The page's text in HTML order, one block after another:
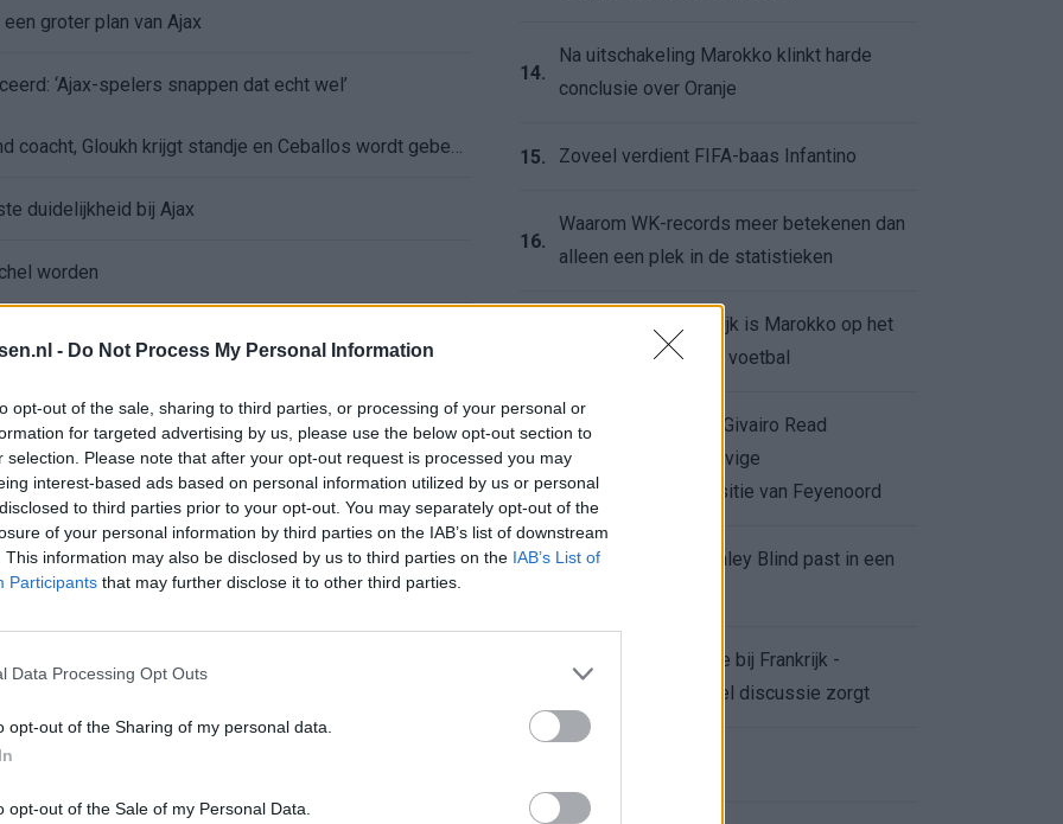
- Do Not Process My Personal Information
opt-out of the sale, sharing to third parties, or processing of your personal or
for targeted advertising by us, please use the below opt-out section to
selection. Please note that after your opt-out request is processed you may
interest-based ads based on personal information utilized by us or personal
to third parties prior to your opt-out. You may separately opt-out of the
of your personal information by third parties on the IAB’s list of downstream
This information may also be disclosed by us to third parties on the IAB’s List of
Participants that may further disclose it to other third parties.
Data Processing Opt Outs
opt-out of the Sharing of my personal data.
opt-out of the Sale of my Personal Data.
groter plan van Ajax
‘Ajax-spelers snappen dat echt wel’
duidelijkheid bij Ajax
worden
blikt terug op Ajax-keuze
steeds duidelijker
zo ziet de route naar PEC eruit
Ajax met lege handen achter
verlaten
als Ajax-aanvoerder’
Ajax-fase
WK-spits op het lijstje van Ajax?
14.
Na uitschakeling Marokko klinkt harde
conclusie over Oranje
15. Zoveel verdient FIFA-baas Infantino
16.
Waarom WK-records meer betekenen dan
alleen een plek in de statistieken
Voor de Schilderswijk is Marokko op het
WK meer dan alleen voetbal
18.
Afgewezen bod op Givairo Read
onderstreept de stevige
onderhandelingspositie van Feyenoord
De terugkeer van Daley Blind past in een
Waarom de arbitrage bij Frankrijk -
Marokko voor zoveel discussie zorgt